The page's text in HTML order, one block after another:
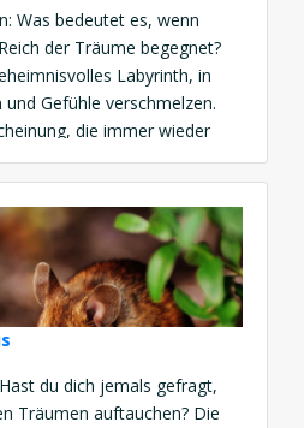
Was bedeutet es, wenn
der Träume begegnet?
Labyrinth, in
Gefühle verschmelzen.
die immer wieder
Spinne. In den Schleier der
Spinne als Traumsymbol
die unser
[…]
du dich jemals gefragt,
Träumen auftauchen? Die